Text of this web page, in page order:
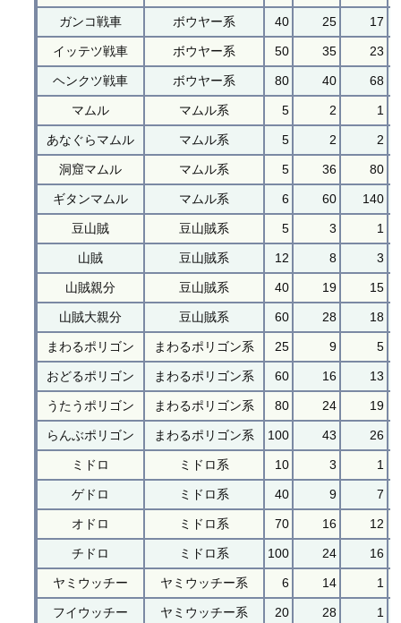
ガンコ戦車 ボウヤー系 40 25 17
イッテツ戦車 ボウヤー系 50 35 23
ヘンクツ戦車 ボウヤー系 80 40 68
マムル マムル系 5 2 1
あなぐらマムル マムル系 5 2 2
洞窟マムル マムル系 5 36 80
ギタンマムル マムル系 6 60 140
豆山賊 豆山賊系 5 3 1
山賊 豆山賊系 12 8 3
山賊親分 豆山賊系 40 19 15
山賊大親分 豆山賊系 60 28 18
まわるポリゴン まわるポリゴン系 25 9 5
おどるポリゴン まわるポリゴン系 60 16 13
うたうポリゴン まわるポリゴン系 80 24 19
らんぶポリゴン まわるポリゴン系 100 43 26
ミドロ ミドロ系 10 3 1
ゲドロ ミドロ系 40 9 7
オドロ ミドロ系 70 16 12
チドロ ミドロ系 100 24 16
ヤミウッチー ヤミウッチー系 6 14 1
フイウッチー ヤミウッチー系 20 28 1